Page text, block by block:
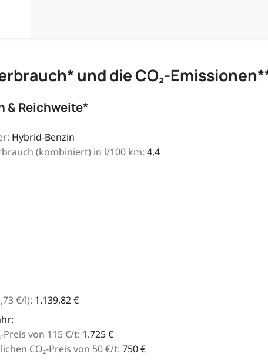
und die CO₂-
& Reichweite*
Hybrid-Benzin
(kombiniert) in l/100 km: 4,4
73€/l): 1.139,82 €
von 115 €/t: 1.725 €
CO₂-Preis von 50 €/t: 750 €